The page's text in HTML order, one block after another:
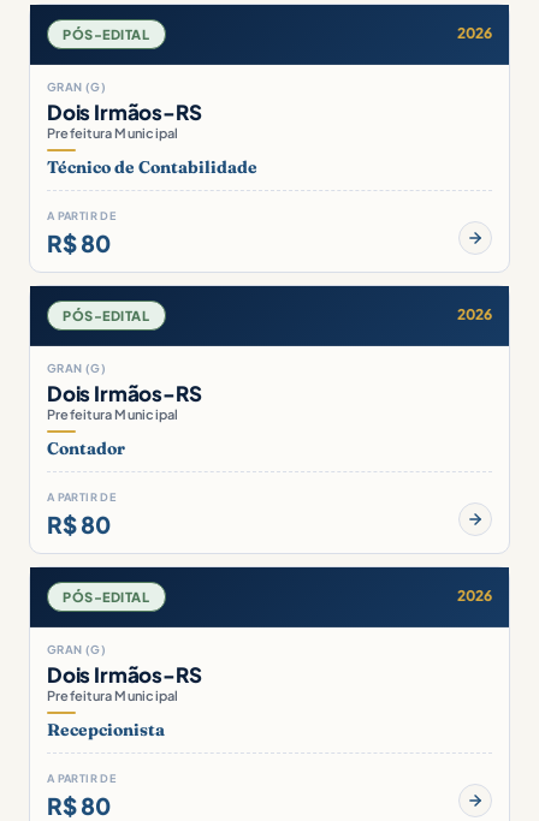
PÓS-EDITAL 2026
GRAN (G)
Dois Irmãos-RS
Prefeitura Municipal
Técnico de Contabilidade
A PARTIR DE
R$ 80
PÓS-EDITAL 2026
GRAN (G)
Dois Irmãos-RS
Prefeitura Municipal
Contador
A PARTIR DE
R$ 80
PÓS-EDITAL 2026
GRAN (G)
Dois Irmãos-RS
Prefeitura Municipal
Recepcionista
A PARTIR DE
R$ 80